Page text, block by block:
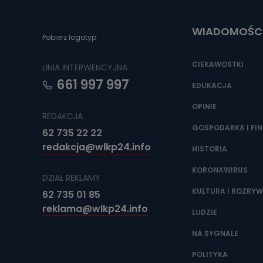
Jakie
Państwa (lub
źródeł
oraz partnerzy
Jak
Można to
Pobierz logotyp
LINIA INTERWENCYJNA
661 997 997
REDAKCJA
62 735 22 22
redakcja@wlkp24.info
DZIAŁ REKLAMY
62 735 01 85
reklama@wlkp24.info
CIEKAWOSTKI
EDUKACJA
OPINIE
GOSPODARKA I
HISTORIA
KORONAWIRUS
KULTURA I
LUDZIE
NA SYGNALE
POLITYKA